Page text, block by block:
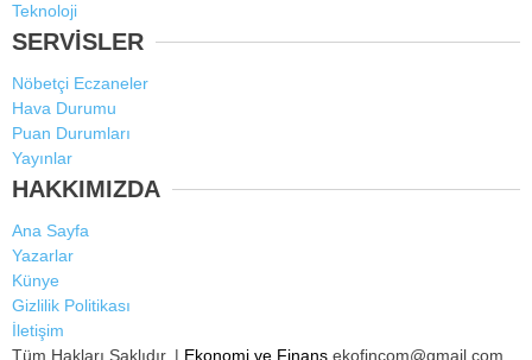
Teknoloji
SERVİSLER
Nöbetçi Eczaneler
Hava Durumu
Puan Durumları
Yayınlar
HAKKIMIZDA
Ana Sayfa
Yazarlar
Künye
Gizlilik Politikası
İletişim
Tüm Hakları Saklıdır. | Ekonomi ve Finans ekofincom@gmail.com